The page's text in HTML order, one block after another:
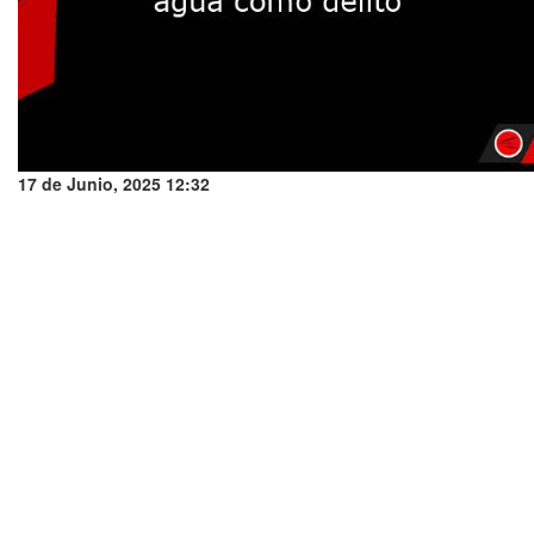
17 de Junio, 2025 12:32